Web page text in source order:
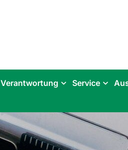
Verantwortung Service